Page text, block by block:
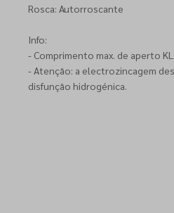
Rosca: Autorroscante
Info:
- Comprimento max. de aperto KL
- Atenção: a electrozincagem
disfunção hidrogénica.